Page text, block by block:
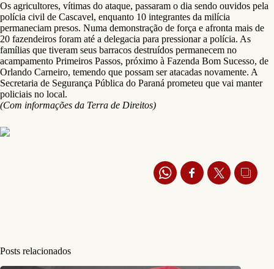
Os agricultores, vítimas do ataque, passaram o dia sendo ouvidos pela
polícia civil de Cascavel, enquanto 10 integrantes da milícia
permaneciam presos. Numa demonstração de força e afronta mais de
20 fazendeiros foram até a delegacia para pressionar a polícia. As
famílias que tiveram seus barracos destruídos permanecem no
acampamento Primeiros Passos, próximo à Fazenda Bom Sucesso, de
Orlando Carneiro, temendo que possam ser atacadas novamente. A
Secretaria de Segurança Pública do Paraná prometeu que vai manter
policiais no local.
(Com informações da Terra de Direitos)
Posts relacionados